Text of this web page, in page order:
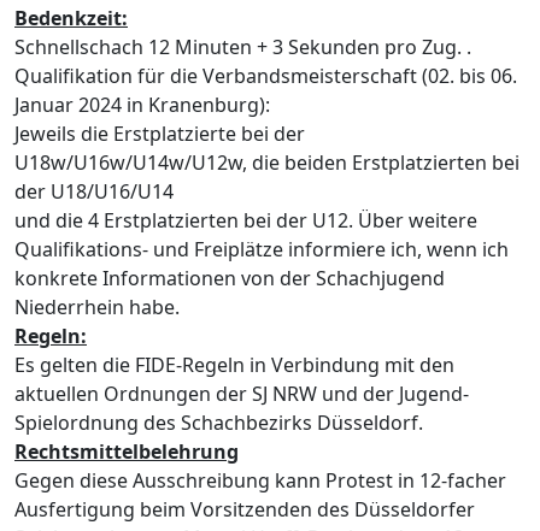
Bedenkzeit:
Schnellschach 12 Minuten + 3 Sekunden pro Zug. .
Qualifikation für die Verbandsmeisterschaft (02. bis 06.
Januar 2024 in Kranenburg):
Jeweils die Erstplatzierte bei der
U18w/U16w/U14w/U12w, die beiden Erstplatzierten bei
der U18/U16/U14
und die 4 Erstplatzierten bei der U12. Über weitere
Qualifikations- und Freiplätze informiere ich, wenn ich
konkrete Informationen von der Schachjugend
Niederrhein habe.
Regeln:
Es gelten die FIDE-Regeln in Verbindung mit den
aktuellen Ordnungen der SJ NRW und der Jugend-
Spielordnung des Schachbezirks Düsseldorf.
Rechtsmittelbelehrung
Gegen diese Ausschreibung kann Protest in 12-facher
Ausfertigung beim Vorsitzenden des Düsseldorfer